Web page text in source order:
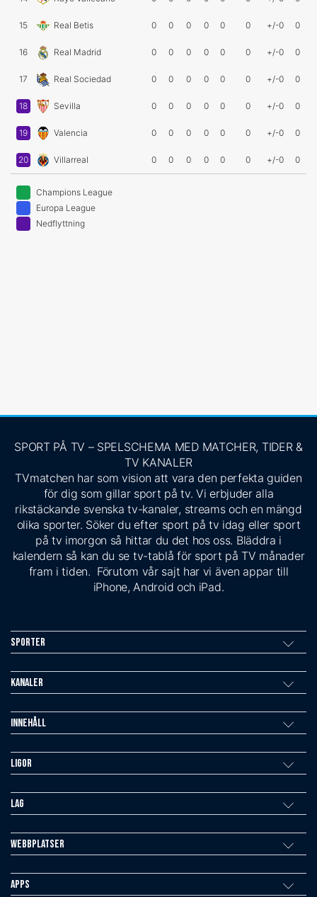
15 Real Betis 0 0 0 0 0 0 +/-0 0
16 Real Madrid 0 0 0 0 0 0 +/-0 0
17 Real Sociedad 0 0 0 0 0 0 +/-0 0
18 Sevilla 0 0 0 0 0 0 +/-0 0
19 Valencia 0 0 0 0 0 0 +/-0 0
20 Villarreal 0 0 0 0 0 0 +/-0 0
Champions League
Europa League
Nedflyttning
SPORT PÅ TV – SPELSCHEMA MED MATCHER, TIDER &
TV KANALER
TVmatchen har som vision att vara den perfekta guiden
för dig som gillar sport på tv. Vi erbjuder alla
rikstäckande svenska tv-kanaler, streams och en mängd
olika sporter. Söker du efter sport på tv idag eller sport
på tv imorgon så hittar du det hos oss. Bläddra i
kalendern så kan du se tv-tablå för sport på TV månader
fram i tiden. Förutom vår sajt har vi även appar till
iPhone, Android och iPad.
Sporter
Kanaler
Innehåll
Ligor
Lag
Webbplatser
Apps